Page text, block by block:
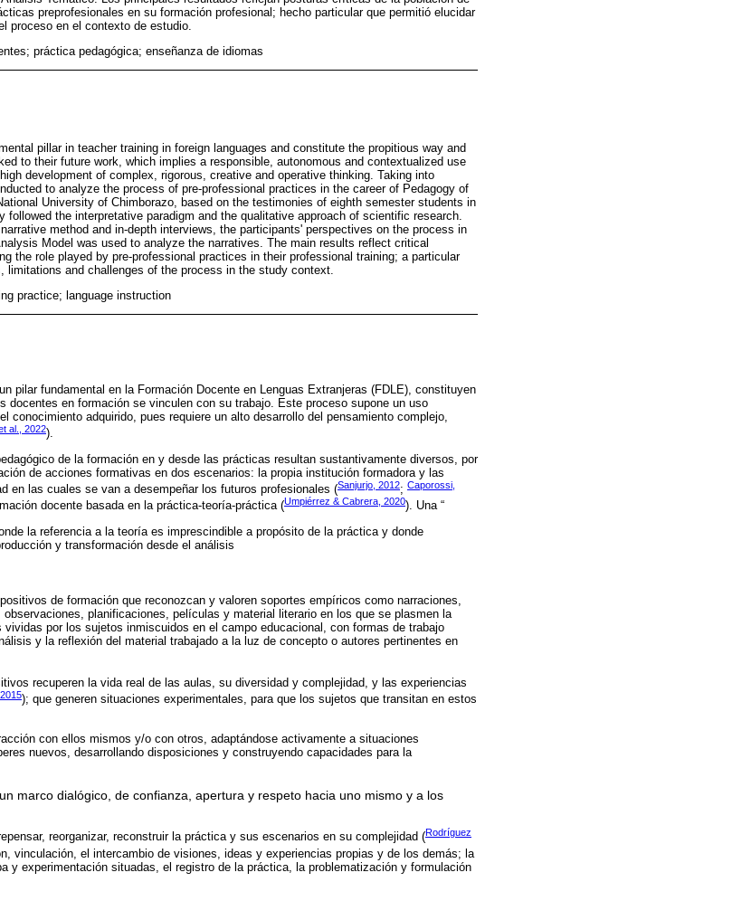
preprofesionales en su formación profesional; hecho particular que permitió elucidar
proceso en el contexto de estudio.
práctica pedagógica; enseñanza de idiomas
pillar in teacher training in foreign languages and constitute the propitious way and
to their future work, which implies a responsible, autonomous and contextualized use
development of complex, rigorous, creative and operative thinking. Taking into
to analyze the process of pre-professional practices in the career of Pedagogy of
University of Chimborazo, based on the testimonies of eighth semester students in
followed the interpretative paradigm and the qualitative approach of scientific research.
method and in-depth interviews, the participants' perspectives on the process in
Model was used to analyze the narratives. The main results reflect critical
the role played by pre-professional practices in their professional training; a particular
limitations and challenges of the process in the study context.
practice; language instruction
pilar fundamental en la Formación Docente en Lenguas Extranjeras (FDLE), constituyen
docentes en formación se vinculen con su trabajo. Este proceso supone un uso
conocimiento adquirido, pues requiere un alto desarrollo del pensamiento complejo,
al., 2022).
de la formación en y desde las prácticas resultan sustantivamente diversos, por
de acciones formativas en dos escenarios: la propia institución formadora y las
en las cuales se van a desempeñar los futuros profesionales (Sanjurjo, 2012; Caporossi,
docente basada en la práctica-teoría-práctica (Umpiérrez & Cabrera, 2020). Una “
la referencia a la teoría es imprescindible a propósito de la práctica y donde
y transformación desde el análisis
de formación que reconozcan y valoren soportes empíricos como narraciones,
planificaciones, películas y material literario en los que se plasmen la
por los sujetos inmiscuidos en el campo educacional, con formas de trabajo
y la reflexión del material trabajado a la luz de concepto o autores pertinentes en
recuperen la vida real de las aulas, su diversidad y complejidad, y las experiencias
); que generen situaciones experimentales, para que los sujetos que transitan en estos
con ellos mismos y/o con otros, adaptándose activamente a situaciones
nuevos, desarrollando disposiciones y construyendo capacidades para la
marco dialógico, de confianza, apertura y respeto hacia uno mismo y a los
reorganizar, reconstruir la práctica y sus escenarios en su complejidad (Rodríguez
vinculación, el intercambio de visiones, ideas y experiencias propias y de los demás; la
y experimentación situadas, el registro de la práctica, la problematización y formulación